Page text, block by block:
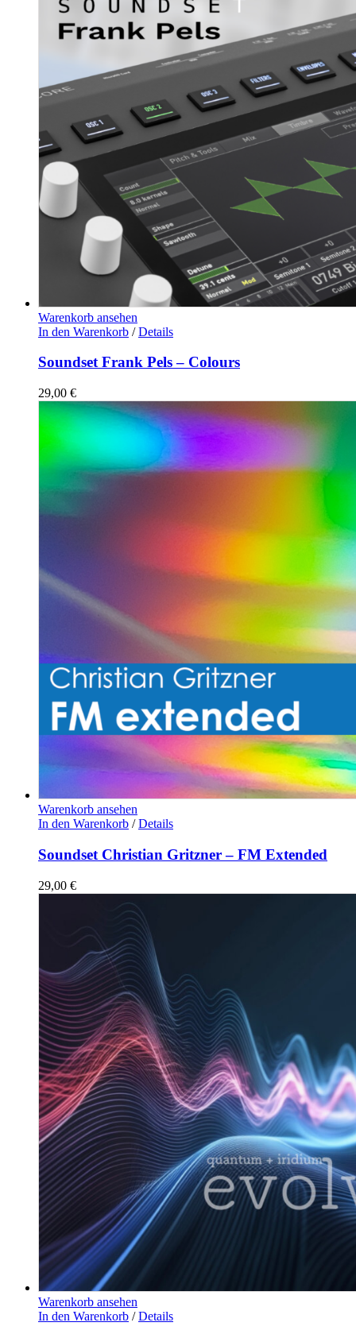
Warenkorb ansehen
In den Warenkorb / Details
Soundset Frank Pels – Colours
29,00 €
Warenkorb ansehen
In den Warenkorb / Details
Soundset Christian Gritzner – FM Extended
29,00 €
Warenkorb ansehen
In den Warenkorb / Details